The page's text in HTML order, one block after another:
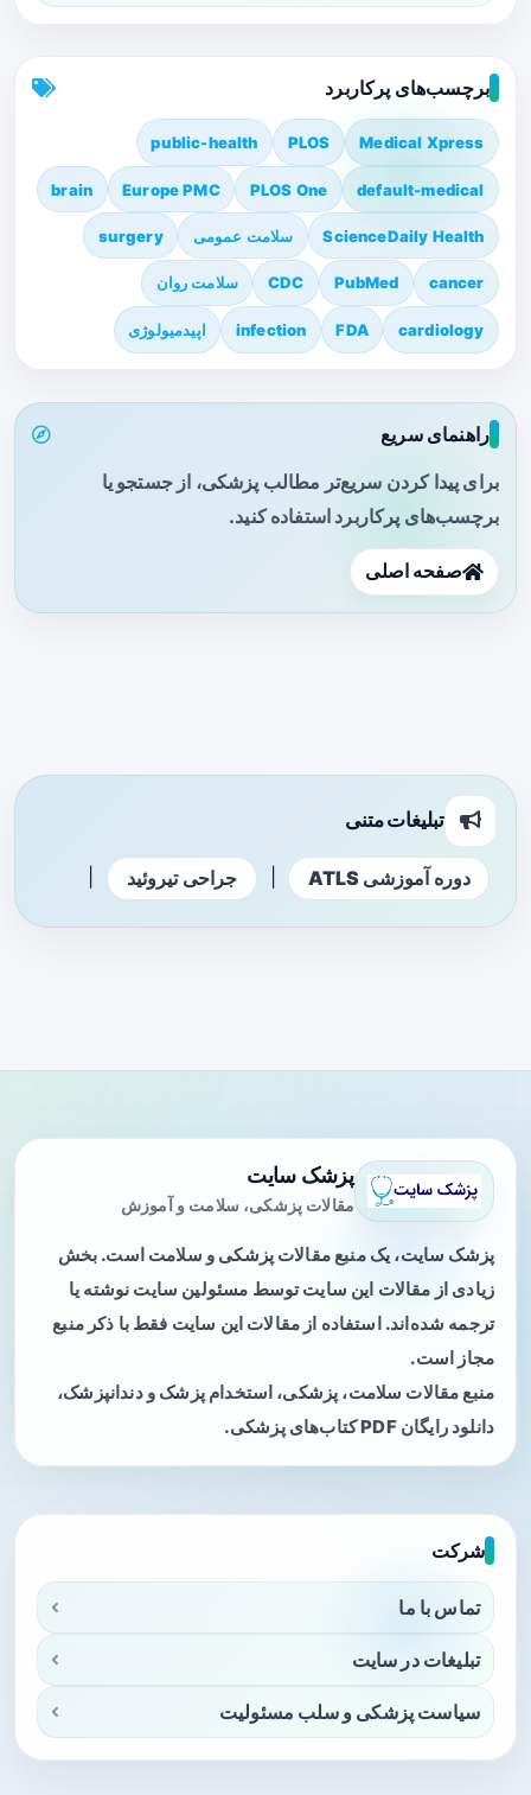
برچسب‌های پرکاربرد
Medical Xpress
PLOS
public-health
default-medical
PLOS One
Europe PMC
brain
ScienceDaily Health سلامت عمومی surgery
cancer
PubMed
CDC سلامت روان
cardiology
FDA
infection اپیدمیولوژی
راهنمای سریع
برای پیدا کردن سریع‌تر مطالب پزشکی، از جستجو یا
برچسب‌های پرکاربرد استفاده کنید.
صفحه اصلی
تبلیغات متنی
دوره آموزشی ATLS جراحی تیروئید
پزشک سایت
مقالات پزشکی، سلامت و آموزش
پزشک سایت، یک منبع مقالات پزشکی و سلامت است. بخش
زیادی از مقالات این سایت توسط مسئولین سایت نوشته یا
ترجمه شده‌اند. استفاده از مقالات این سایت فقط با ذکر منبع
مجاز است.
منبع مقالات سلامت، پزشکی، استخدام پزشک و دندانپزشک،
دانلود رایگان PDF کتاب‌های پزشکی.
شرکت
تماس با ما
تبلیغات در سایت
سیاست پزشکی و سلب مسئولیت